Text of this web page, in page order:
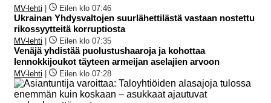
MV-lehti Eilen klo 07:46
Ukrainan Yhdysvaltojen suurlähettilästä vastaan nostettu
rikossyytteitä korruptiosta
MV-lehti Eilen klo 07:35
Venäjä yhdistää puolustushaaroja ja kohottaa
lennokkijoukot täyteen armeijan aselajien arvoon
MV-lehti Eilen klo 07:28